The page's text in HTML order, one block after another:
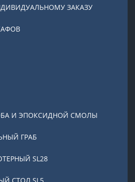
ЗАКАЗУ
И ЭПОКСИДНОЙ СМОЛЫ
ГРАБ
SL28